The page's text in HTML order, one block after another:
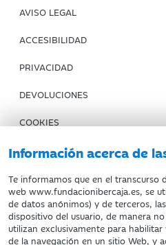
Información acerca de
Te informamos que en el transcurso
web www.fundacionibercaja.es, se
de datos anónimos) y de terceros,
dispositivo del usuario, de manera
utilizan exclusivamente para
de la navegación en un sitio Web, y
AVISO LEGAL
ACCESIBILIDAD
PRIVACIDAD
DEVOLUCIONES
COOKIES
CONDICIONES DE COMPRA
IBERCAJA BANCO
Fundación Bancaria Ibercaja.
Inscrita en el Registro de